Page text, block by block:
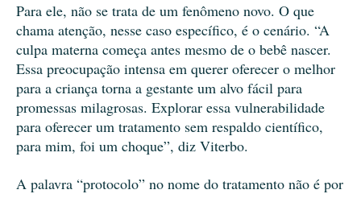
Para ele, não se trata de um fenômeno novo. O que
chama atenção, nesse caso específico, é o cenário. “A
culpa materna começa antes mesmo de o bebê nascer.
Essa preocupação intensa em querer oferecer o melhor
para a criança torna a gestante um alvo fácil para
promessas milagrosas. Explorar essa vulnerabilidade
para oferecer um tratamento sem respaldo científico,
para mim, foi um choque”, diz Viterbo.
A palavra “protocolo” no nome do tratamento não é por